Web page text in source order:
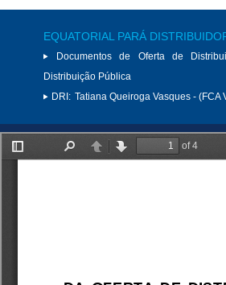
EQUATORIAL PARÁ
Documentos de Oferta de
Distribuição Pública
DRI: Tatiana Queiroga Vasques - (FCA